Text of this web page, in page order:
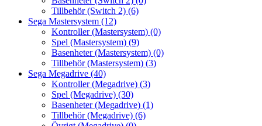
Tillbehör (Switch 2) (6)
Sega Mastersystem (12)
Kontroller (Mastersystem) (0)
Spel (Mastersystem) (9)
Basenheter (Mastersystem) (0)
Tillbehör (Mastersystem) (3)
Sega Megadrive (40)
Kontroller (Megadrive) (3)
Spel (Megadrive) (30)
Basenheter (Megadrive) (1)
Tillbehör (Megadrive) (6)